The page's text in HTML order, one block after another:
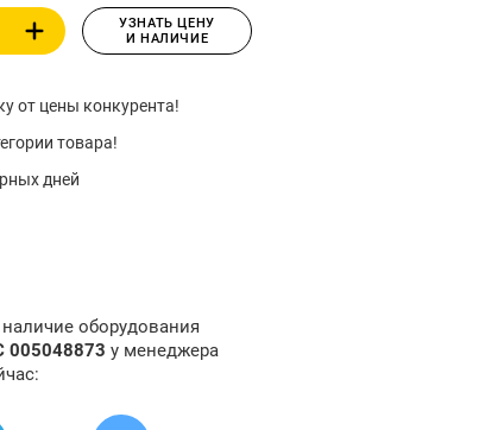
УЗНАТЬ ЦЕНУ
И НАЛИЧИЕ
от цены конкурента!
товара!
дней
оборудования
005048873 у менеджера